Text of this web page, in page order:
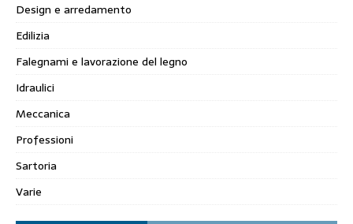
Design e arredamento
Edilizia
Falegnami e lavorazione del legno
Idraulici
Meccanica
Professioni
Sartoria
Varie